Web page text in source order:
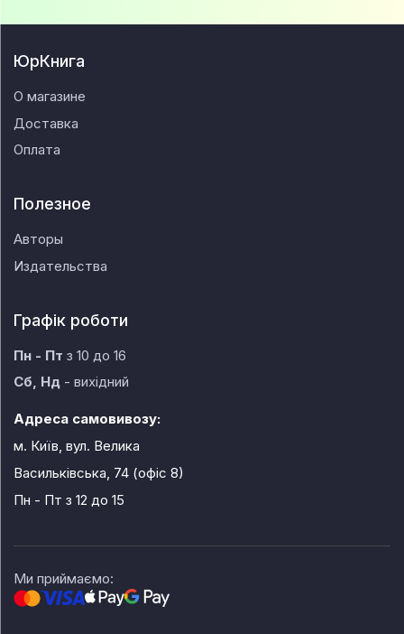
ЮрКнига
О магазине
Доставка
Оплата
Полезное
Авторы
Издательства
Графік роботи
Пн - Пт з 10 до 16
Сб, Нд - вихідний
Адреса самовивозу:
м. Київ, вул. Велика
Васильківська, 74 (офіс 8)
Пн - Пт з 12 до 15
Ми приймаємо: